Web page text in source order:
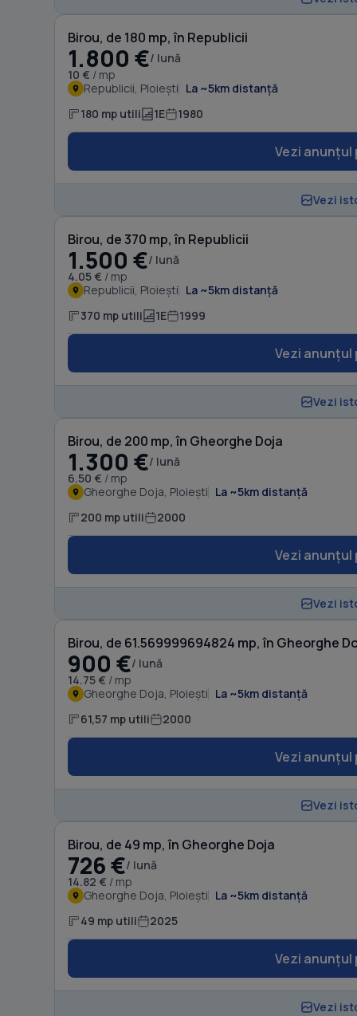
Birou, de 180 mp, în Republicii
1.800 €/ lună
10 € / mp
Republicii, Ploiești La ~5km distanță
180 mp utili 1E 1980
Vezi anunțul
Vezi
Birou, de 370 mp, în Republicii
1.500 €/ lună
4.05 € / mp
Republicii, Ploiești La ~5km distanță
370 mp utili 1E 1999
Vezi anunțul
Vezi
Birou, de 200 mp, în Gheorghe Doja
1.300 €/ lună
6.50 € / mp
Gheorghe Doja, Ploiești La ~5km distanță
200 mp utili 2000
Vezi anunțul
Vezi
Birou, de 61.569999694824 mp, în Gheorghe
900 €/ lună
14.75 € / mp
Gheorghe Doja, Ploiești La ~5km distanță
61,57 mp utili 2000
Vezi anunțul
Vezi
Birou, de 49 mp, în Gheorghe Doja
726 €/ lună
14.82 € / mp
Gheorghe Doja, Ploiești La ~5km distanță
49 mp utili 2025
Vezi anunțul
Vezi